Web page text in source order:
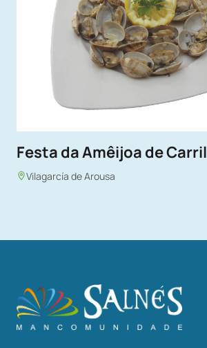
Festa da Amêijoa de Carril
Vilagarcía de Arousa